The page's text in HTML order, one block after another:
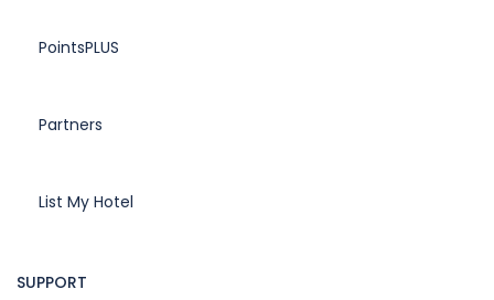
PointsPLUS
Partners
List My Hotel
SUPPORT